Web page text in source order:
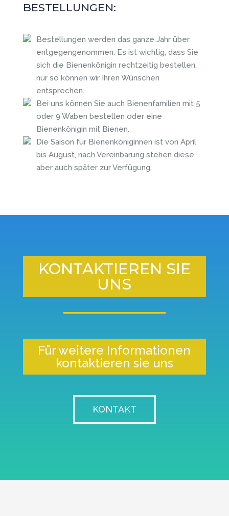
BESTELLUNGEN:
Bestellungen werden das ganze Jahr über
entgegengenommen. Es ist wichtig, dass Sie
sich die Bienenkönigin rechtzeitig bestellen,
nur so können wir Ihren Wünschen
entsprechen.
Bei uns können Sie auch Bienenfamilien mit 5
oder 9 Waben bestellen oder eine
Bienenkönigin mit Bienen.
Die Saison für Bienenköniginnen ist von April
bis August, nach Vereinbarung stehen diese
aber auch später zur Verfügung.
KONTAKTIEREN SIE
UNS
Für weitere Informationen
kontaktieren sie uns
KONTAKT